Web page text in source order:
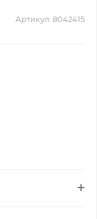
Артикул: 8042415